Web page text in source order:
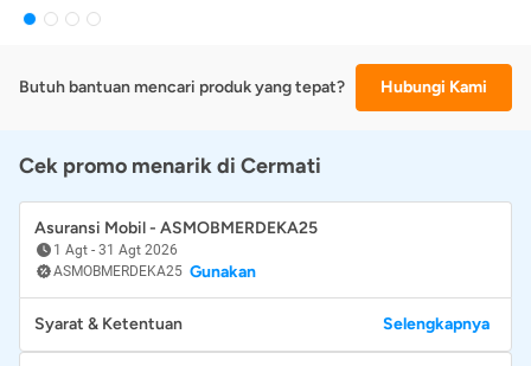
Butuh bantuan mencari produk yang tepat? Hubungi Kami
Cek promo menarik di Cermati
Asuransi Mobil - ASMOBMERDEKA25
1 Agt - 31 Agt 2026
ASMOBMERDEKA25 Gunakan
Syarat & Ketentuan Selengkapnya